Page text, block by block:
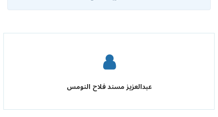
عبدالعزيز مسند فلاح النومس